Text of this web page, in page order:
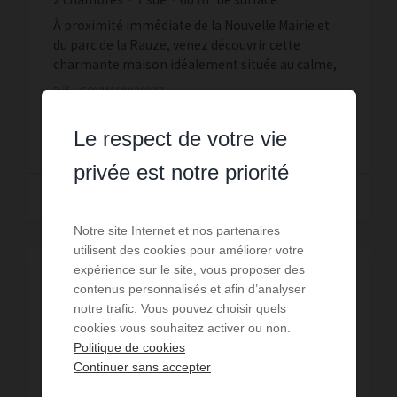
5 366,67 € prix / m²
À proximité immédiate de la Nouvelle Mairie et
du parc de la Rauze, venez découvrir cette
charmante maison idéalement située au calme,
Réf. : GOVMA50028977
322 000 €
Le respect de votre vie
privée est notre priorité
Notre site Internet et nos partenaires
utilisent des cookies pour améliorer votre
expérience sur le site, vous proposer des
contenus personnalisés et afin d’analyser
notre trafic. Vous pouvez choisir quels
cookies vous souhaitez activer ou non.
Politique de cookies
Continuer sans accepter